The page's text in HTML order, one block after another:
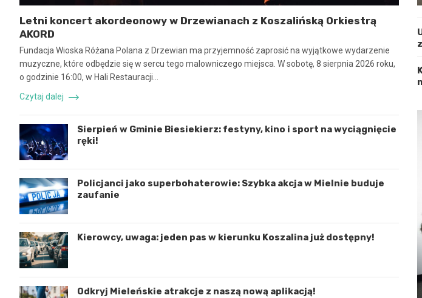
Letni koncert akordeonowy w Drzewianach z Koszalińską Orkiestrą
AKORD
Fundacja Wioska Różana Polana z Drzewian ma przyjemność zaprosić na wyjątkowe wydarzenie
muzyczne, które odbędzie się w sercu tego malowniczego miejsca. W sobotę, 8 sierpnia 2026 roku,
o godzinie 16:00, w Hali Restauracji…
Czytaj dalej
Sierpień w Gminie Biesiekierz: festyny, kino i sport na wyciągnięcie
ręki!
Policjanci jako superbohaterowie: Szybka akcja w Mielnie buduje
zaufanie
Kierowcy, uwaga: jeden pas w kierunku Koszalina już dostępny!
Odkryj Mieleńskie atrakcje z naszą nową aplikacją!